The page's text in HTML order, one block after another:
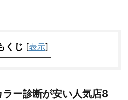
くじ [表示]
ー診断が安い人気店8